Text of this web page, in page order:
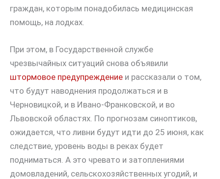
граждан, которым понадобилась медицинская
помощь, на лодках.
При этом, в Государственной службе
чрезвычайных ситуаций снова объявили
штормовое предупреждение и рассказали о том,
что будут наводнения продолжаться и в
Черновицкой, и в Ивано-Франковской, и во
Львовской областях. По прогнозам синоптиков,
ожидается, что ливни будут идти до 25 июня, как
следствие, уровень воды в реках будет
подниматься. А это чревато и затоплениями
домовладений, сельскохозяйственных угодий, и